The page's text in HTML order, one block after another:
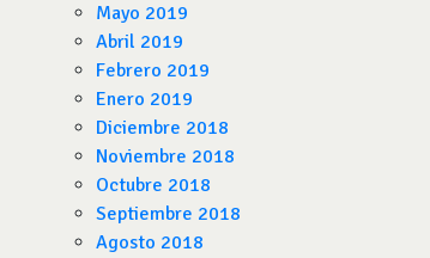
Mayo 2019
Abril 2019
Febrero 2019
Enero 2019
Diciembre 2018
Noviembre 2018
Octubre 2018
Septiembre 2018
Agosto 2018